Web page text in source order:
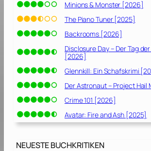
Minions & Monster [2026]
The Piano Tuner [2025]
Backrooms [2026]
Disclosure Day – Der Tag
[2026]
Glennkill: Ein Schafskrimi
Der Astronaut – Project Hail
Crime 101 [2026]
Avatar: Fire and Ash [2025]
NEUESTE BUCHKRITIKEN